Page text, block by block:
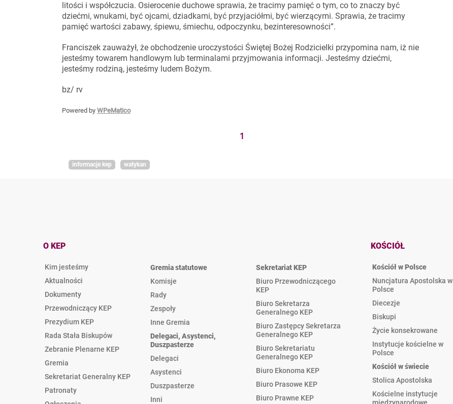
litości i współczucia. Osierocenie duchowe sprawia, że tracimy pamięć o tym, co to znaczy być
dziećmi, wnukami, być ojcami, dziadkami, być przyjaciółmi, być wierzącymi. Sprawia, że tracimy
pamięć wartości zabawy, śpiewu, śmiechu, odpoczynku, bezinteresowności”.
Franciszek zauważył, że obchodzenie uroczystości Świętej Bożej Rodzicielki przypomina nam, iż nie
jesteśmy towarem handlowym lub terminalami przyjmowania informacji. Jesteśmy dziećmi,
jesteśmy rodziną, jesteśmy ludem Bożym.
bz/ rv
Powered by WPeMatico
1
informacje kep watykan
O KEP
Kim jesteśmy
Aktualności
Dokumenty
Przewodniczący KEP
Prezydium KEP
Rada Stała Biskupów
Zebranie Plenarne KEP
Gremia
Sekretariat Generalny KEP
Patronaty
Gremia statutowe
Komisje
Rady
Zespoły
Inne Gremia
Delegaci, Asystenci,
Duszpasterze
Delegaci
Asystenci
Duszpasterze
Inni
Sekretariat KEP
Biuro Przewodniczącego
KEP
Biuro Sekretarza
Generalnego KEP
Biuro Zastępcy Sekretarza
Generalnego KEP
Biuro Sekretariatu
Generalnego KEP
Biuro Ekonoma KEP
Biuro Prasowe KEP
Biuro Prawne KEP
KOŚCIÓŁ
Kościół w Polsce
Nuncjatura Apostolska w
Polsce
Diecezje
Biskupi
Życie konsekrowane
Instytucje kościelne w
Polsce
Kościół w świecie
Stolica Apostolska
Kościelne instytucje